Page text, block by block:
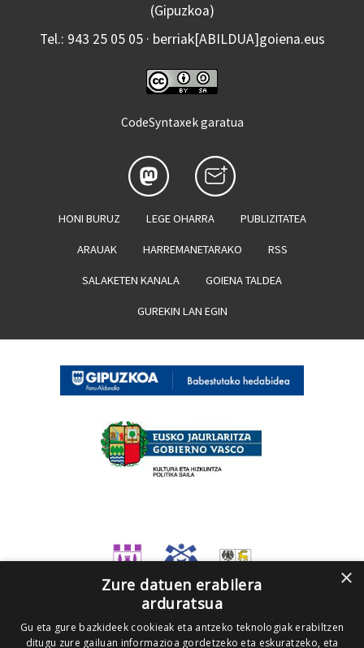
(Gipuzkoa)
Tel.: 943 25 05 05 · berriak[ABILDUA]goiena.eus
CodeSyntaxek garatua
HONI BURUZ LEGE OHARRA PUBLIZITATEA
ARAUAK HARREMANETARAKO RSS
SALAKETEN KANALA GOIENA TALDEA
GUREKIN LAN EGIN
×
Zure datuen erabilera
arduratsua
Gu eta gure bazkideek cookieak eta antzeko teknologiak erabiltzen
ditugu zure gailuan informazioa gordetzeko eta eskuratzeko, eta